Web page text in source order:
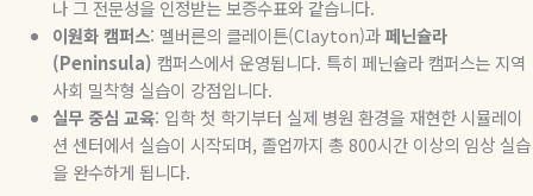
나 그 전문성을 인정받는 보증수표와 같습니다.
이원화 캠퍼스: 멜버른의 클레이튼(Clayton)과페닌슐라
(Peninsula) 캠퍼스에서 운영됩니다. 특히 페닌슐라 캠퍼스는 지역
사회 밀착형 실습이 강점입니다.
실무 중심 교육: 입학 첫 학기부터 실제 병원 환경을 재현한 시뮬레이
션 센터에서 실습이 시작되며, 졸업까지 총800시간 이상의 임상 실습
을 완수하게 됩니다.